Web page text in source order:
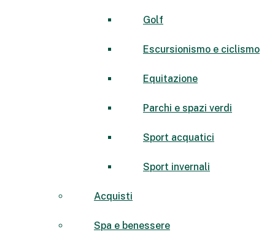
Golf
Escursionismo e ciclismo
Equitazione
Parchi e spazi verdi
Sport acquatici
Sport invernali
Acquisti
Spa e benessere